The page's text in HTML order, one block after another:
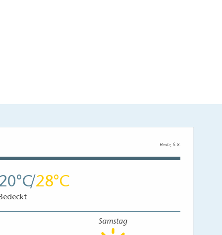
Heute, 6. 8.
28
Bedeckt
Samstag